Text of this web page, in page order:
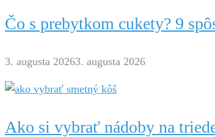
Čo s prebytkom cukety? 9
3. augusta 20263. augusta 2026
Ako si vybrať nádoby na